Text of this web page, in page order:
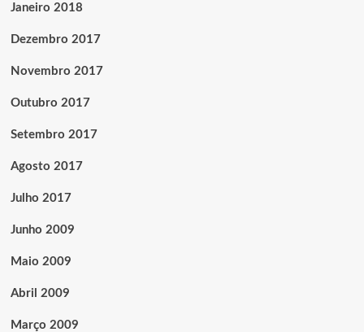
Janeiro 2018
Dezembro 2017
Novembro 2017
Outubro 2017
Setembro 2017
Agosto 2017
Julho 2017
Junho 2009
Maio 2009
Abril 2009
Março 2009